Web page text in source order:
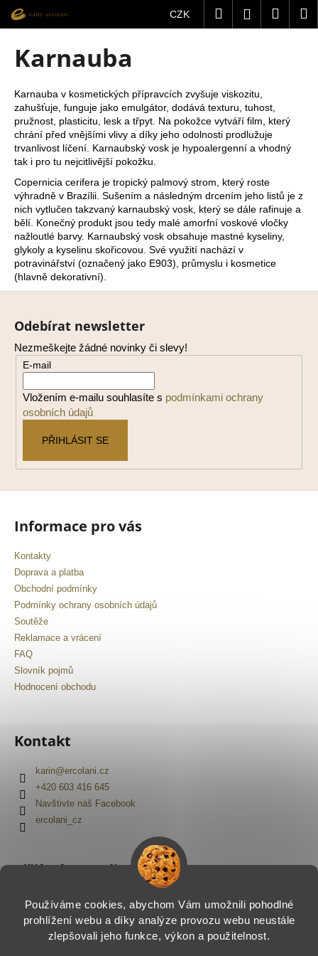
Používáme cookies, abychom Vám umožnili pohodlné
prohlížení webu a díky analýze provozu webu neustále
zlepšovali jeho funkce, výkon a použitelnost.
obsah
CZK HledatPřihlášení
Karnauba
Karnauba v kosmetických přípravcích zvyšuje viskozitu,
zahušťuje, funguje jako emulgátor, dodává texturu, tuhost,
pružnost, plasticitu, lesk a třpyt. Na pokožce vytváří film, který
chrání před vnějšími vlivy a díky jeho odolnosti prodlužuje
trvanlivost líčení. Karnaubský vosk je hypoalergenní a vhodný
tak i pro tu nejcitlivější pokožku.
Copernicia cerifera je tropický palmový strom, který roste
výhradně v Brazílii. Sušením a následným drcením jeho listů je z
nich vytlučen takzvaný karnaubský vosk, který se dále rafinuje a
bělí. Konečný produkt jsou tedy malé amorfní voskové vločky
nažloutlé barvy. Karnaubský vosk obsahuje mastné kyseliny,
glykoly a kyselinu skořicovou. Své využití nachází v
potravinářství (označený jako E903), průmyslu i kosmetice
(hlavně dekorativní).
o
o
p
o
t
ř
e
b
u
j
e
t
e
n
a
j
o
p
o
r
u
č
u
j
e
Z
Odebírat newsletter
Nezmeškejte žádné novinky či slevy!
E-mail
Vložením e-mailu souhlasíte s podmínkami ochrany
osobních údajů
PŘIHLÁSIT SE
Informace pro vás
Kontakty
Doprava a platba
Obchodní podmínky
Podmínky ochrany osobních údajů
Soutěže
Reklamace a vrácení
FAQ
Slovník pojmů
Hodnocení obchodu
Kontakt
karin@ercolani.cz
+420 603 416 645
Navštivte náš Facebook
ercolani_cz
Přijímáme online platby